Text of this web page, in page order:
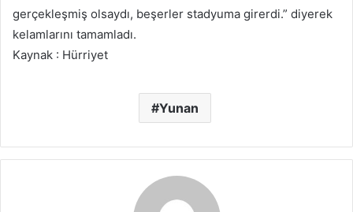
gerçekleşmiş olsaydı, beşerler stadyuma girerdi.” diyerek
kelamlarını tamamladı.
Kaynak : Hürriyet
Yunan